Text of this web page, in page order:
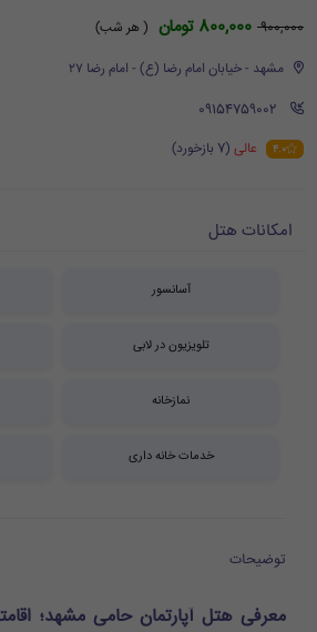
900,000 800,000 تومان
( هر شب)
مشهد - خیابان امام رضا (ع) - امام رضا ۲۷
‪ 09154759002
4.0 عالی (7 بازخورد)
امکانات هتل
آسانسور
تلویزیون در لابی
نمازخانه
خدمات خانه داری
توضیحات
معرفی هتل آپارتمان حامی مشهد؛